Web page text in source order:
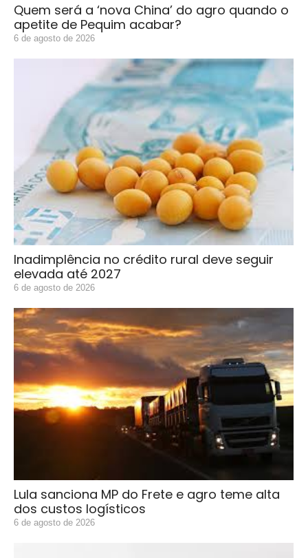
Quem será a ‘nova China’ do agro quando o
apetite de Pequim acabar?
6 de agosto de 2026
Inadimplência no crédito rural deve seguir
elevada até 2027
6 de agosto de 2026
Lula sanciona MP do Frete e agro teme alta
dos custos logísticos
6 de agosto de 2026